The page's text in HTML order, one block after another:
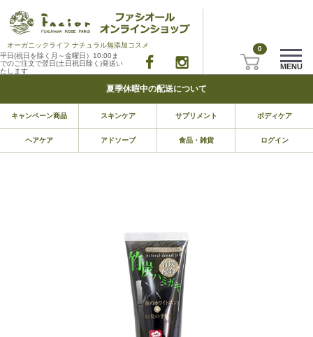
オーガニックライフ ナチュラル無添加コスメ
平日(祝日を除く月～金曜日）10:00ま
でのご注文で翌日(土日祝日除く)発送い
たします
0
MENU
夏季休暇中の配送について
キャンペーン商品 スキンケア サプリメント ボディケア
ヘアケア アドソーブ 食品・雑貨 ログイン